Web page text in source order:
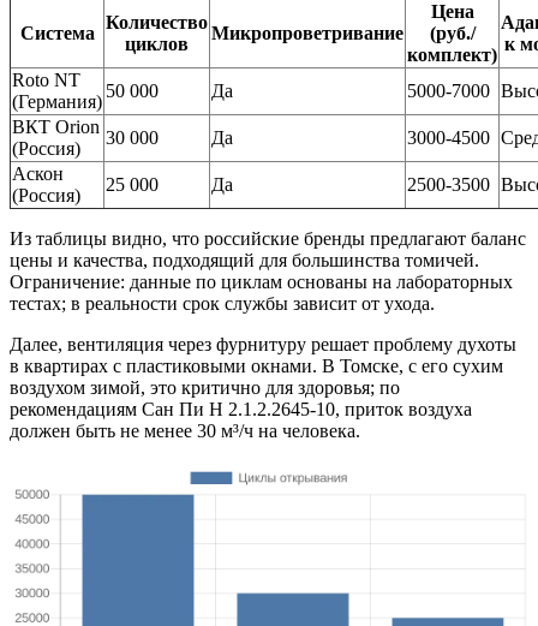
Система
Количество
циклов
Микропроветривание
Цена
(руб./
комплект)
к
Roto NT
(Германия)
50 000 Да 5000-7000
ВКТ Orion
(Россия)
30 000 Да 3000-4500
Аскон
(Россия)
25 000 Да 2500-3500
Из таблицы видно, что российские бренды предлагают баланс
цены и качества, подходящий для большинства томичей.
Ограничение: данные по циклам основаны на лабораторных
тестах; в реальности срок службы зависит от ухода.
Далее, вентиляция через фурнитуру решает проблему духоты
в квартирах с пластиковыми окнами. В Томске, с его сухим
воздухом зимой, это критично для здоровья; по
рекомендациям Сан Пи Н 2.1.2.2645-10, приток воздуха
должен быть не менее 30 м³/ч на человека.